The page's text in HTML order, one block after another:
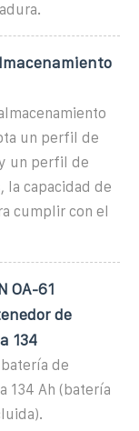
un perfil de
un perfil de
la capacidad de
cumplir con el
OA-61
de
134
de
134 Ah (batería